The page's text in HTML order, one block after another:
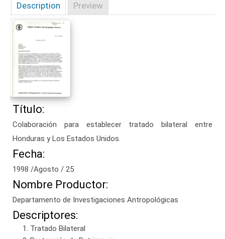
Description Preview
Título:
Colaboración para establecer tratado bilateral entre
Honduras y Los Estados Unidos.
Fecha:
1998 /Agosto / 25
Nombre Productor:
Departamento de Investigaciones Antropológicas
Descriptores:
Tratado Bilateral